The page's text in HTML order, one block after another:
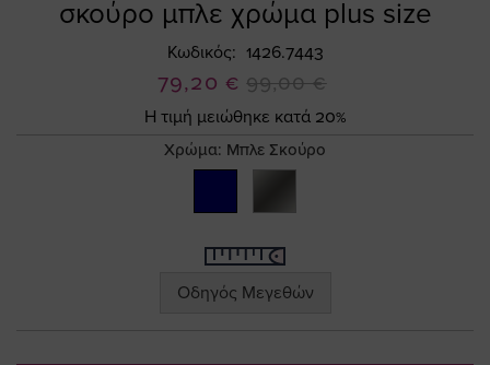
σκούρο μπλε χρώμα plus size
Κωδικός 1426.7443
Ειδική
Τιμή
79,20 € 99,00 €
Η τιμή μειώθηκε κατά 20%
Χρώμα: Μπλε Σκούρο
Οδηγός Μεγεθών